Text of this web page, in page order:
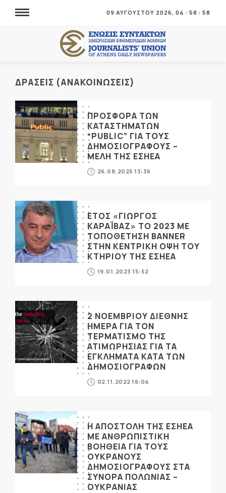
09 ΑΥΓΟΥΣΤΟΥ 2026, 04 : 58 : 58
ΔΡΑΣΕΙΣ (ΑΝΑΚΟΙΝΩΣΕΙΣ)
ΠΡΟΣΦΟΡΑ ΤΩΝ
ΚΑΤΑΣΤΗΜΑΤΩΝ
“PUBLIC” ΓΙΑ ΤΟΥΣ
ΔΗΜΟΣΙΟΓΡΑΦΟΥΣ –
ΜΕΛΗ ΤΗΣ ΕΣΗΕΑ
26.08.2025 13:36
ΕΤΟΣ «ΓΙΩΡΓΟΣ
ΚΑΡΑΪΒΑΖ» ΤΟ 2023 ΜΕ
ΤΟΠΟΘΕΤΗΣΗ BANNER
ΣΤΗΝ ΚΕΝΤΡΙΚΗ ΟΨΗ ΤΟΥ
ΚΤΗΡΙΟΥ ΤΗΣ ΕΣΗΕΑ
19.01.2023 15:52
2 ΝΟΕΜΒΡΙΟΥ ΔΙΕΘΝΗΣ
ΗΜΕΡΑ ΓΙΑ ΤΟΝ
ΤΕΡΜΑΤΙΣΜΟ ΤΗΣ
ΑΤΙΜΩΡΗΣΙΑΣ ΓΙΑ ΤΑ
ΕΓΚΛΗΜΑΤΑ ΚΑΤΑ ΤΩΝ
ΔΗΜΟΣΙΟΓΡΑΦΩΝ
02.11.2022 16:04
Η ΑΠΟΣΤΟΛΗ ΤΗΣ ΕΣΗΕΑ
ΜΕ ΑΝΘΡΩΠΙΣΤΙΚΗ
ΒΟΗΘΕΙΑ ΓΙΑ ΤΟΥΣ
ΟΥΚΡΑΝΟΥΣ
ΔΗΜΟΣΙΟΓΡΑΦΟΥΣ ΣΤΑ
ΣΥΝΟΡΑ ΠΟΛΩΝΙΑΣ –
ΟΥΚΡΑΝΙΑΣ